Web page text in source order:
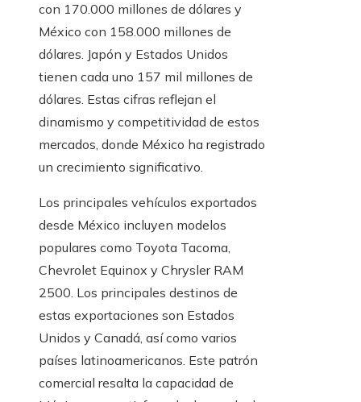
con 170.000 millones de dólares y
México con 158.000 millones de
dólares. Japón y Estados Unidos
tienen cada uno 157 mil millones de
dólares. Estas cifras reflejan el
dinamismo y competitividad de estos
mercados, donde México ha registrado
un crecimiento significativo.
Los principales vehículos exportados
desde México incluyen modelos
populares como Toyota Tacoma,
Chevrolet Equinox y Chrysler RAM
2500. Los principales destinos de
estas exportaciones son Estados
Unidos y Canadá, así como varios
países latinoamericanos. Este patrón
comercial resalta la capacidad de